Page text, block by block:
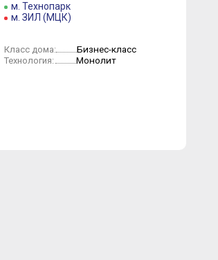
м. Технопарк
м. ЗИЛ (МЦК)
Класс дома: Бизнес-класс
Технология: Монолит